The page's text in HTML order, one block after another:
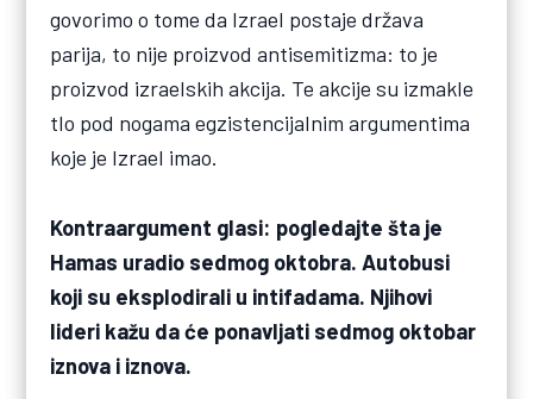
govorimo o tome da Izrael postaje država
parija, to nije proizvod antisemitizma: to je
proizvod izraelskih akcija. Te akcije su izmakle
tlo pod nogama egzistencijalnim argumentima
koje je Izrael imao.
Kontraargument glasi: pogledajte šta je
Hamas uradio sedmog oktobra. Autobusi
koji su eksplodirali u intifadama. Njihovi
lideri kažu da će ponavljati sedmog oktobar
iznova i iznova.